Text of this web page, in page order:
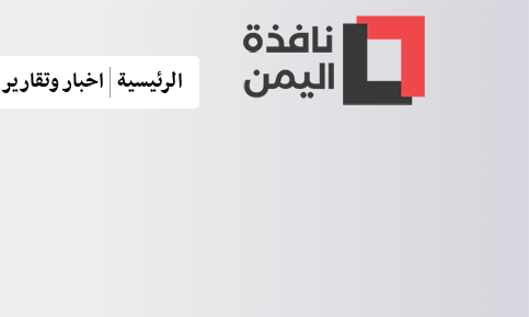
الرئيسية اخبار وتقارير